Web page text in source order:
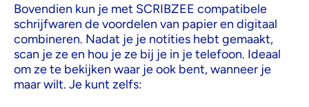
Bovendien kun je met SCRIBZEE compatibele
schrijfwaren de voordelen van papier en digitaal
combineren. Nadat je je notities hebt gemaakt,
scan je ze en hou je ze bij je in je telefoon. Ideaal
om ze te bekijken waar je ook bent, wanneer je
maar wilt. Je kunt zelfs: